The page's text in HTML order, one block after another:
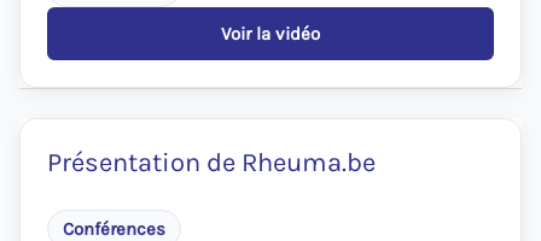
Voir la vidéo
:
Evolutions
des
traitements
Présentation de Rheuma.be
Conférences